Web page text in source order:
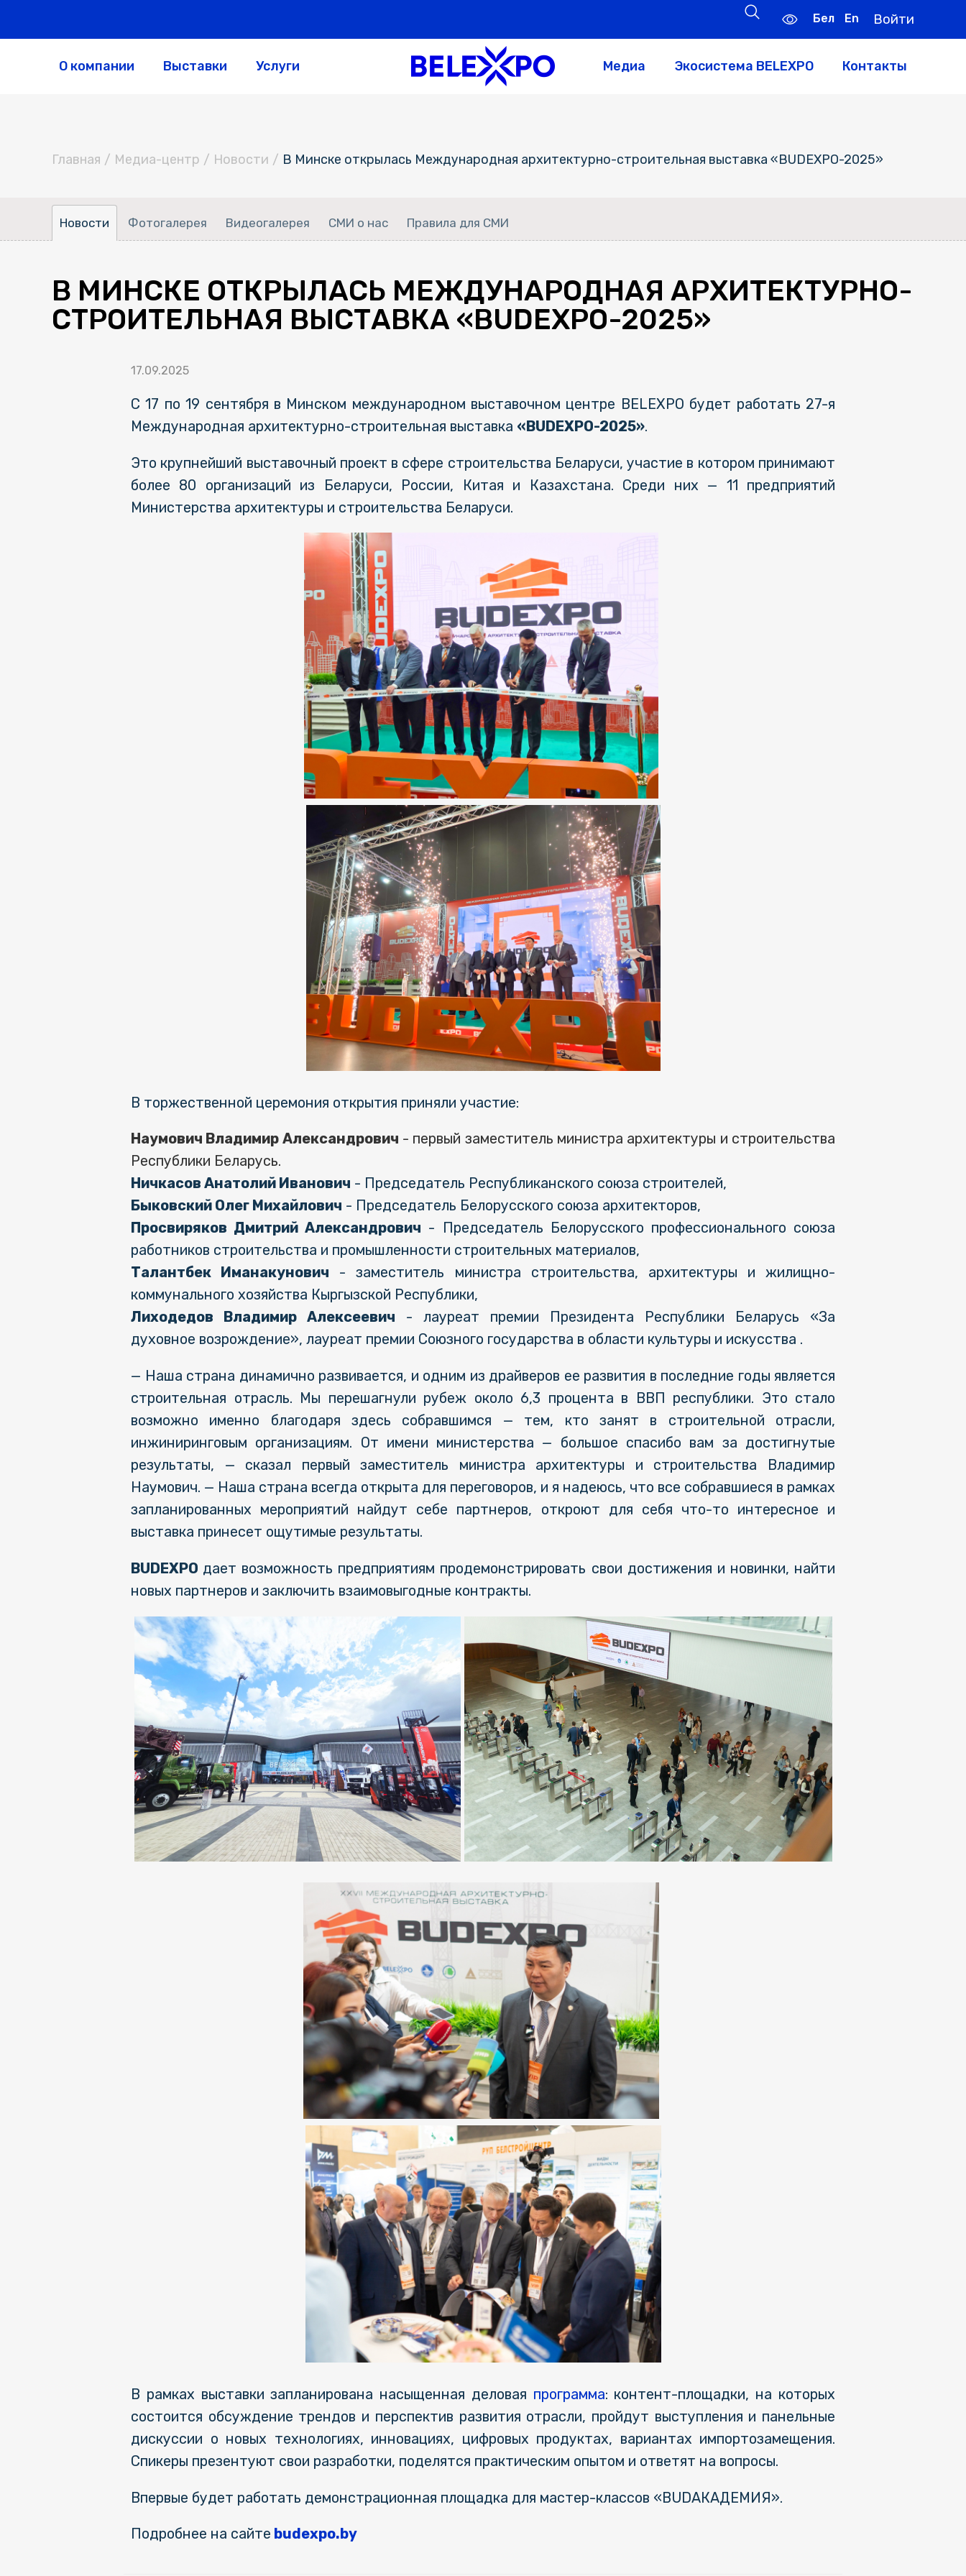
Бел En Войти
О компании Выставки Услуги Медиа Экосистема BELEXPO Контакты
Главная / Медиа-центр / Новости / В Минске открылась Международная архитектурно-строительная выставка «BUDEXPO-2025»
Новости Фотогалерея Видеогалерея СМИ о нас Правила для СМИ
В МИНСКЕ ОТКРЫЛАСЬ МЕЖДУНАРОДНАЯ АРХИТЕКТУРНО-
СТРОИТЕЛЬНАЯ ВЫСТАВКА «BUDEXPO-2025»
17.09.2025
С 17 по 19 сентября в Минском международном выставочном центре BELEXPO будет работать 27-я
Международная архитектурно-строительная выставка «BUDEXPO-2025».
Это крупнейший выставочный проект в сфере строительства Беларуси, участие в котором принимают
более 80 организаций из Беларуси, России, Китая и Казахстана. Среди них — 11 предприятий
Министерства архитектуры и строительства Беларуси.
В торжественной церемония открытия приняли участие:
Наумович Владимир Александрович - первый заместитель министра архитектуры и строительства
Республики Беларусь.
Ничкасов Анатолий Иванович - Председатель Республиканского союза строителей,
Быковский Олег Михайлович - Председатель Белорусского союза архитекторов,
Просвиряков Дмитрий Александрович - Председатель Белорусского профессионального союза
работников строительства и промышленности строительных материалов,
Талантбек
Иманакунович - заместитель министра строительства, архитектуры и жилищно-
коммунального хозяйства Кыргызской Республики,
Лиходедов Владимир Алексеевич - лауреат премии Президента Республики Беларусь «За
духовное возрождение», лауреат премии Союзного государства в области культуры и искусства .
— Наша страна динамично развивается, и одним из драйверов ее развития в последние годы является
строительная отрасль. Мы перешагнули рубеж около 6,3 процента в ВВП республики. Это стало
возможно именно благодаря здесь собравшимся — тем, кто занят в строительной отрасли,
инжиниринговым организациям. От имени министерства — большое спасибо вам за достигнутые
результаты, — сказал первый заместитель министра архитектуры и строительства Владимир
Наумович. — Наша страна всегда открыта для переговоров, и я надеюсь, что все собравшиеся в рамках
запланированных мероприятий найдут себе партнеров, откроют для себя что-то интересное и
выставка принесет ощутимые результаты.
BUDEXPO дает возможность предприятиям продемонстрировать свои достижения и новинки, найти
новых партнеров и заключить взаимовыгодные контракты.
В рамках выставки запланирована насыщенная деловая программа: контент-площадки, на которых
состоится обсуждение трендов и перспектив развития отрасли, пройдут выступления и панельные
дискуссии о новых технологиях, инновациях, цифровых продуктах, вариантах импортозамещения.
Спикеры презентуют свои разработки, поделятся практическим опытом и ответят на вопросы.
Впервые будет работать демонстрационная площадка для мастер-классов «BUDАКАДЕМИЯ».
Подробнее на сайте budexpo.by